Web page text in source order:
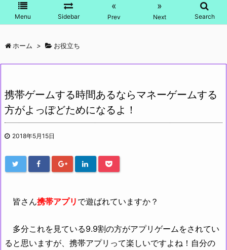
Menu Sidebar
«
Prev
»
Next Search
ホーム > お役立ち
携帯ゲームする時間あるならマネーゲームする
方がよっぽどためになるよ！
2018年5月15日
皆さん携帯アプリ で遊ばれていますか？
多分これを見ている9.9割の方がアプリゲームをされてい
ると思いますが、携帯アプリって楽しいですよね！自分の